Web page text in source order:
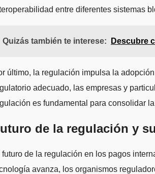
entre diferentes sistemas
Quizás también te interese: Descubre
último, la regulación impulsa la
adecuado, las empresas y
es fundamental para consolidar
de la regulación y
futuro de la regulación en los pagos
avanza, los organismos